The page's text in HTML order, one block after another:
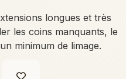
longues et très
les coins manquants, le
minimum de limage.